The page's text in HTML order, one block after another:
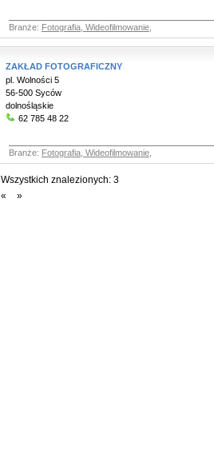
Branże: Fotografia, Wideofilmowanie
ZAKŁAD FOTOGRAFICZNY
pl. Wolności 5
56-500 Syców
dolnośląskie
62 785 48 22
Branże: Fotografia, Wideofilmowanie
Wszystkich znalezionych: 3
«
»